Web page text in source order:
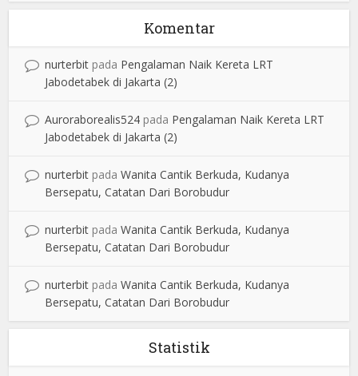
Komentar
nurterbit pada Pengalaman Naik Kereta LRT
Jabodetabek di Jakarta (2)
Auroraborealis524 pada Pengalaman Naik Kereta LRT
Jabodetabek di Jakarta (2)
nurterbit padaWanita Cantik Berkuda, Kudanya
Bersepatu, Catatan Dari Borobudur
nurterbit padaWanita Cantik Berkuda, Kudanya
Bersepatu, Catatan Dari Borobudur
nurterbit padaWanita Cantik Berkuda, Kudanya
Bersepatu, Catatan Dari Borobudur
Statistik